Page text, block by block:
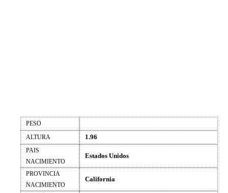
PESO
ALTURA
1.96
PAIS
NACIMIENTO
Estados Unidos
PROVINCIA
NACIMIENTO
California